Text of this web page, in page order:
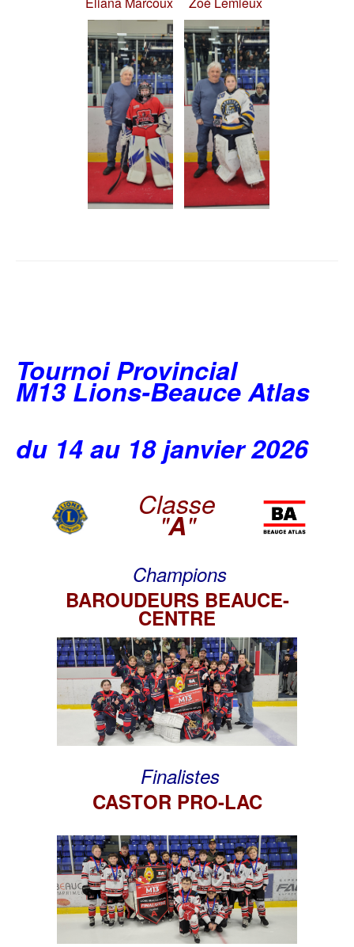
Tournoi Provincial
M13 Lions-Beauce Atlas
du 14 au 18 janvier 2026
Classe
"A"
Champions
BAROUDEURS BEAUCE-
CENTRE
Finalistes
CASTOR PRO-LAC